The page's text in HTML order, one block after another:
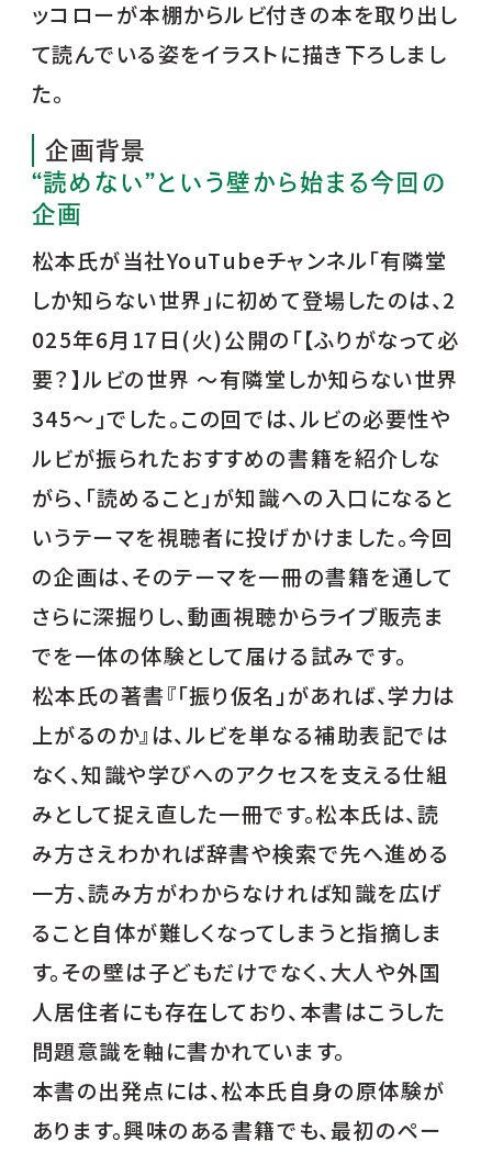
ッコローが本棚からルビ付きの本を取り出し
て読んでいる姿をイラストに描き下ろしまし
た。
企画背景
“読めない”という壁から始まる今回の
企画
松本氏が当社YouTubeチャンネル「有隣堂
しか知らない世界」に初めて登場したのは、2
025年6月17日(火)公開の「【ふりがなって必
要？】ルビの世界 ～有隣堂しか知らない世界
345～」でした。この回では、ルビの必要性や
ルビが振られたおすすめの書籍を紹介しな
がら、「読めること」が知識への入口になると
いうテーマを視聴者に投げかけました。今回
の企画は、そのテーマを一冊の書籍を通して
さらに深掘りし、動画視聴からライブ販売ま
でを一体の体験として届ける試みです。
松本氏の著書『「振り仮名」があれば、学力は
上がるのか』は、ルビを単なる補助表記では
なく、知識や学びへのアクセスを支える仕組
みとして捉え直した一冊です。松本氏は、読
み方さえわかれば辞書や検索で先へ進める
一方、読み方がわからなければ知識を広げ
ること自体が難しくなってしまうと指摘しま
す。その壁は子どもだけでなく、大人や外国
人居住者にも存在しており、本書はこうした
問題意識を軸に書かれています。
本書の出発点には、松本氏自身の原体験が
あります。興味のある書籍でも、最初のペー